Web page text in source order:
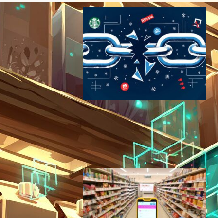
Blue Yonder被害：北米スタ
ーバックス1.1万店舗に影響｜
AI供給網管理の死角が露呈
サイバーセキュリティニュース
2024年11月27日8:23